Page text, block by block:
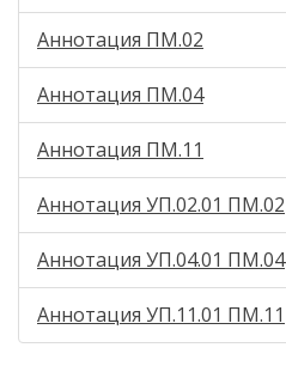
Аннотация ПМ.02
Аннотация ПМ.04
Аннотация ПМ.11
Аннотация УП.02.01 ПМ.02
Аннотация УП.04.01 ПМ.04
Аннотация УП.11.01 ПМ.11